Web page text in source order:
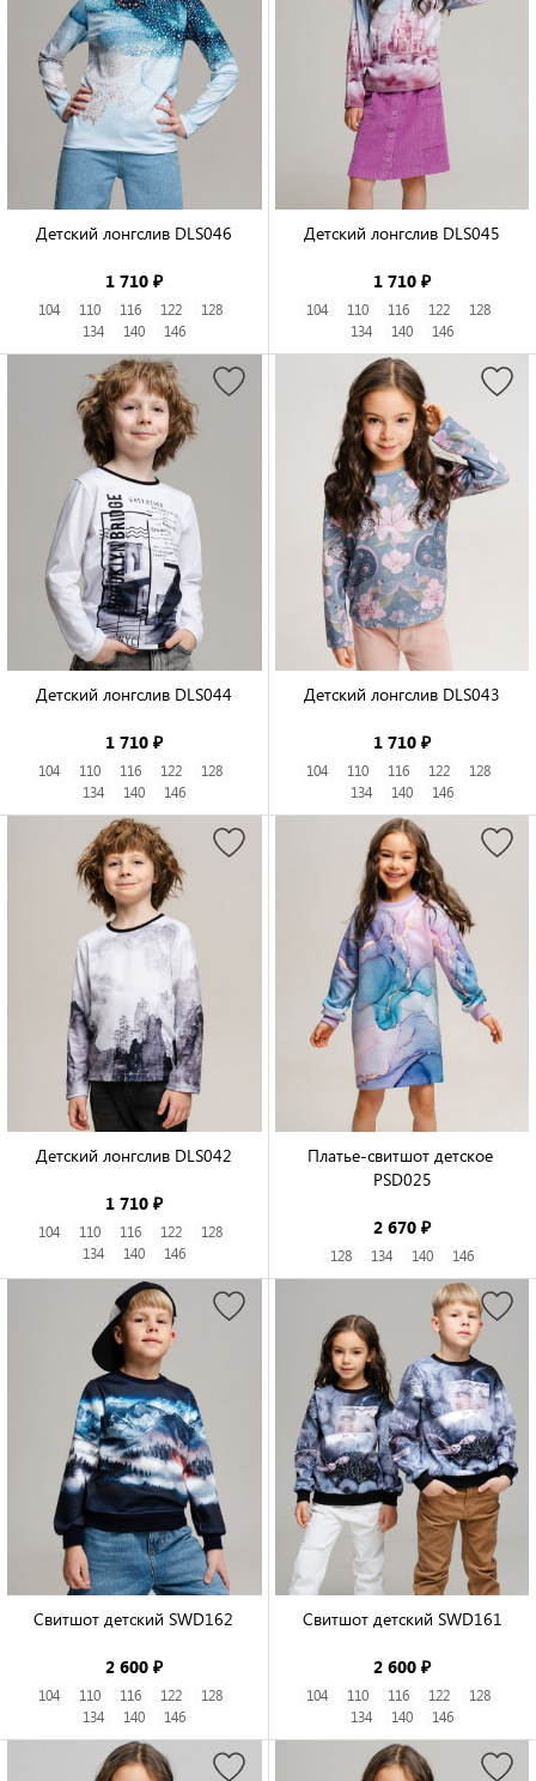
Детский лонгслив DLS046
1 710 ₽
104 110 116 122
128
134
140 146
Детский лонгслив DLS045
1 710 ₽
104 110 116 122
128
134
140 146
Детский лонгслив DLS044
1 710 ₽
104 110 116 122
128
134
140 146
Детский лонгслив DLS043
1 710 ₽
104 110 116 122
128
134
140 146
Детский лонгслив DLS042
1 710 ₽
104 110 116 122
128
134
140 146
Платье-свитшот детское
PSD025
2 670 ₽
128 134 140 146
Свитшот детский SWD162
2 600 ₽
104 110 116 122
128
134
140 146
Свитшот детский SWD161
2 600 ₽
104 110 116 122
128
134
140 146